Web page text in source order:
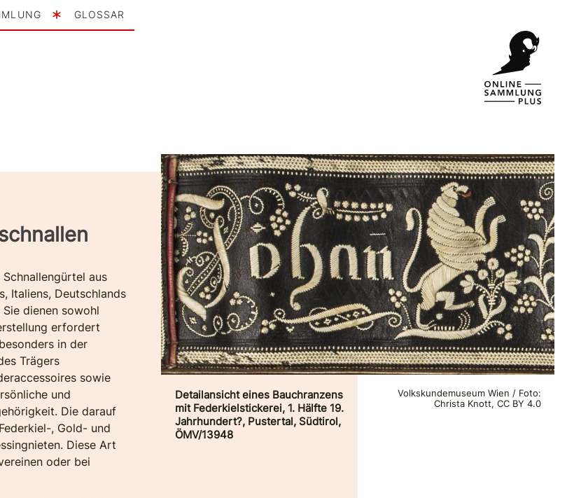
GLOSSAR
aus
Italiens, Deutschlands
dienen sowohl
erfordert
in der
Trägers
sowie
und
Die darauf
, Gold- und
Diese Art
oder bei
Detailansicht eines Bauchranzens
mit Federkielstickerei, 1. Hälfte 19.
Jahrhundert?, Pustertal, Südtirol,
ÖMV/13948
Volkskundemuseum Wien / Foto:
Christa Knott, CC BY 4.0